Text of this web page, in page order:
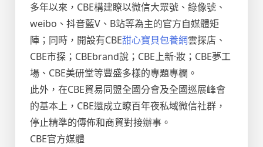
多年以來，CBE構建瞭以微信大眾號、錄像號、
weibo、抖音藍V、B站等為主的官方自媒體矩
陣；同時，開設有CBE甜心寶貝包養網雲探店、
CBE市探；CBEbrand說；CBE上新·妝；CBE夢工
場、CBE美研堂等豐盛多樣的專題專欄。
此外，在CBE貿易同盟全國分會及全國巡展峰會
的基本上，CBE還成立瞭百年夜私域微信社群，
停止精準的傳佈和商貿對接辦事。
CBE官方媒體